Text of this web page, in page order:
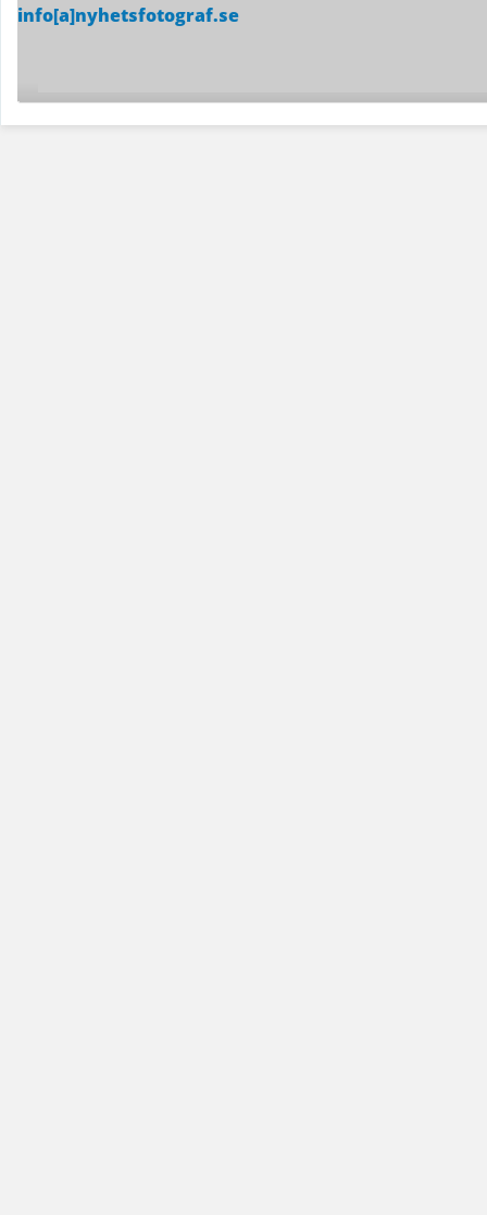
info[a]nyhetsfotograf.se